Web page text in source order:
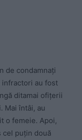
de condamnați
infractori au fost
ditamai ofițerii
Mai întâi, au
o femeie. Apoi,
cel puțin două